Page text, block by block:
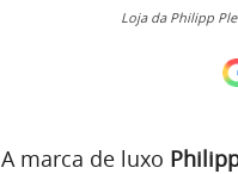
Loja da Philipp
A marca de luxo